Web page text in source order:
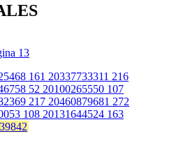
13
161 20337733311 216
52 20100265550 107
217 20460879681 272
108 20131644524 163